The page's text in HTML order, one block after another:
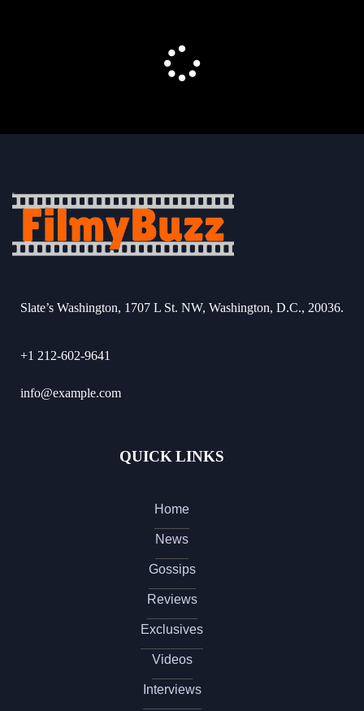
Slate’s Washington, 1707 L St. NW, Washington, D.C., 20036.
+1 212-602-9641
info@example.com
QUICK LINKS
Home
News
Gossips
Reviews
Exclusives
Videos
Interviews